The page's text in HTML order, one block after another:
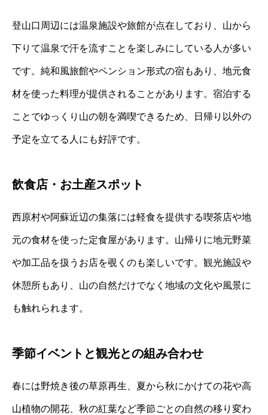
登山口周辺には温泉施設や旅館が点在しており、山から
下りて温泉で汗を流すことを楽しみにしている人が多い
です。純和風旅館やペンション形式の宿もあり、地元食
材を使った料理が提供されることがあります。宿泊する
ことでゆっくり山の朝を満喫できるため、日帰り以外の
予定を立てる人にも好評です。
飲食店・お土産スポット
西原村や阿蘇近辺の集落には軽食を提供する喫茶店や地
元の食材を使った定食屋があります。山帰りに地元野菜
や加工品を扱うお店を覗くのも楽しいです。観光施設や
休憩所もあり、山の自然だけでなく地域の文化や風景に
も触れられます。
季節イベントと観光との組み合わせ
春には野焼き後の草原再生、夏から秋にかけての花や高
山植物の開花、秋の紅葉など季節ごとの自然の移り変わ